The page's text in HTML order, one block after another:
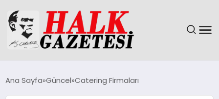
Ana Sayfa Güncel Catering Firmaları